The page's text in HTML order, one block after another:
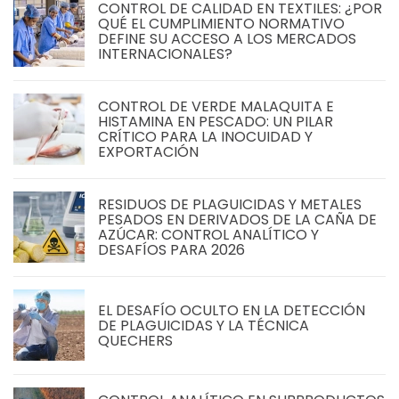
CONTROL DE CALIDAD EN TEXTILES: ¿POR
QUÉ EL CUMPLIMIENTO NORMATIVO
DEFINE SU ACCESO A LOS MERCADOS
INTERNACIONALES?
CONTROL DE VERDE MALAQUITA E
HISTAMINA EN PESCADO: UN PILAR
CRÍTICO PARA LA INOCUIDAD Y
EXPORTACIÓN
RESIDUOS DE PLAGUICIDAS Y METALES
PESADOS EN DERIVADOS DE LA CAÑA DE
AZÚCAR: CONTROL ANALÍTICO Y
DESAFÍOS PARA 2026
EL DESAFÍO OCULTO EN LA DETECCIÓN
DE PLAGUICIDAS Y LA TÉCNICA
QUECHERS